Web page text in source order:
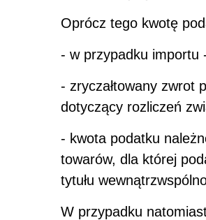
Oprócz tego kwotę
- w przypadku importu
- zryczałtowany zwrot
dotyczący rozliczeń
- kwota podatku
towarów, dla której
tytułu
W przypadku